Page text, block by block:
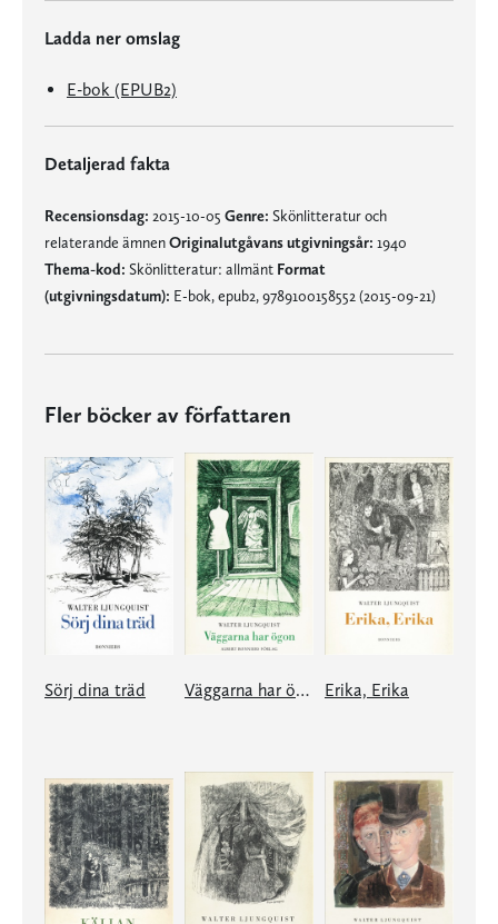
Ladda ner omslag
E-bok (EPUB2)
Detaljerad fakta
Recensionsdag: 2015-10-05 Genre: Skönlitteratur och
relaterande ämnenOriginalutgåvans utgivningsår: 1940
Thema-kod: Skönlitteratur: allmänt Format
(utgivningsdatum): E-bok, epub2, 9789100158552 (2015-09-21)
Fler böcker av författaren
Sörj dina träd Väggarna har ögon Erika, Erika